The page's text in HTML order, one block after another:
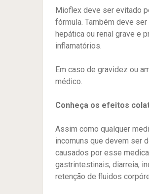
Mioflex deve ser evitado
fórmula. Também deve
hepática ou renal grave e
inflamatórios.
Em caso de gravidez ou
médico.
Conheça os efeitos
Assim como qualquer
incomuns que devem ser
causados por esse
gastrintestinais, diarreia,
retenção de fluidos